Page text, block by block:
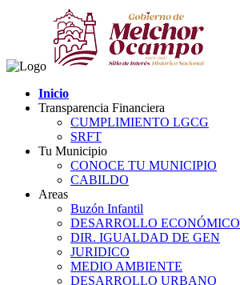
Inicio
Transparencia Financiera
CUMPLIMIENTO LGCG
SRFT
Tu Municipio
CONOCE TU MUNICIPIO
CABILDO
Areas
Buzón Infantil
DESARROLLO ECONÓMICO
DIR. IGUALDAD DE GEN
JURIDICO
MEDIO AMBIENTE
DESARROLLO URBANO